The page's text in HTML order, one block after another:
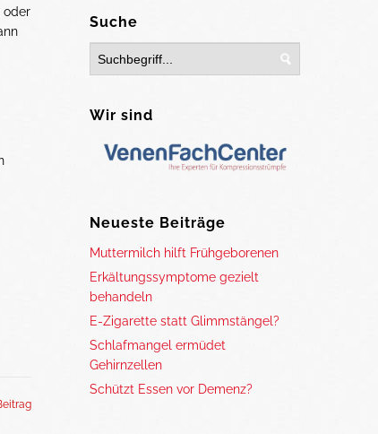
oder
Suche
Wir sind
Neueste Beiträge
Muttermilch hilft Frühgeborenen
Erkältungssymptome gezielt
behandeln
E-Zigarette statt Glimmstängel?
Schlafmangel ermüdet
Gehirnzellen
Schützt Essen vor Demenz?